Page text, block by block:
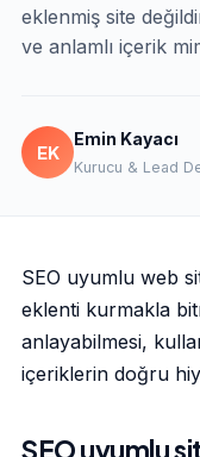
eklenmiş site
ve anlamlı içerik
EK
Emin Kayacı
Kurucu & Lead
SEO uyumlu web
eklenti kurmakla
anlayabilmesi,
içeriklerin doğru
SEO uyumlu